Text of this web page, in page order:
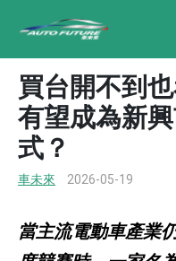
買台開不到
有望成為新
式？
車未來 2026-05-19
當主流電動車產業